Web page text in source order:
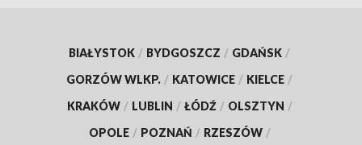
BIAŁYSTOK / BYDGOSZCZ / GDAŃSK /
GORZÓW WLKP. / KATOWICE / KIELCE /
KRAKÓW / LUBLIN / ŁÓDŹ / OLSZTYN /
OPOLE / POZNAŃ / RZESZÓW /